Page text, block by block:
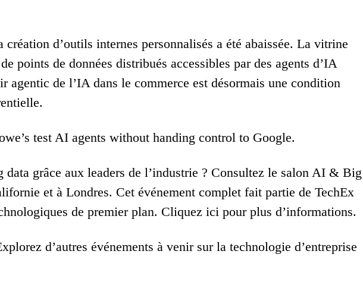
d’outils internes personnalisés a été abaissée. La vitrine
points de données distribués accessibles par des agents d’IA
agentic de l’IA dans le commerce est désormais une condition
test AI agents without handing control to Google.
grâce aux leaders de l’industrie ? Consultez le salon AI & Big
et à Londres. Cet événement complet fait partie de TechEx
de premier plan. Cliquez ici pour plus d’informations.
d’autres événements à venir sur la technologie d’entreprise